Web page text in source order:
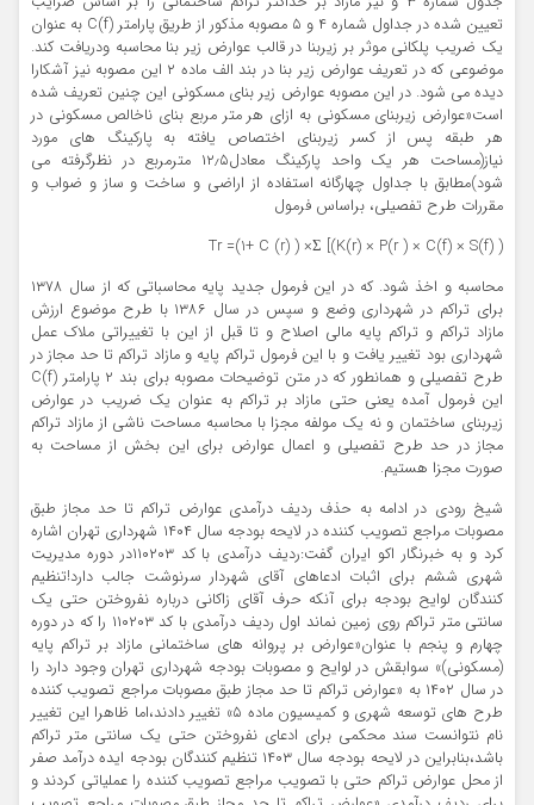
تعیین شده در جداول شماره ۴ و ۵ مصوبه مذکور از طریق پارامتر C(f) به عنوان
یک ضریب پلکانی موثر بر زیربنا در قالب عوارض زیر بنا محاسبه ودریافت کند.
موضوعی که در تعریف عوارض زیر بنا در بند الف ماده ۲ این مصوبه نیز آشکارا
دیده می شود. در این مصوبه عوارض زیر بنای مسکونی این چنین تعریف شده
است«عوارض زیربنای مسکونی به ازای هر متر مربع بنای ناخالص مسکونی در
هر طبقه پس از کسر زیربنای اختصاص یافته به پارکینگ های مورد
نیاز(مساحت هر یک واحد پارکینگ معادل۱۲٫۵ مترمربع در نظرگرفته می
شود)مطابق با جداول چهارگانه استفاده از اراضی و ساخت و ساز و ضواب و
مقررات طرح تفصیلی، براساس فرمول
Tr =(1+ C (r) ) ×Σ [(K(r) × P(r ) × C(f) × S(f) )
محاسبه و اخذ شود. که در این فرمول جدید پایه محاسباتی که از سال ۱۳۷۸
برای تراکم در شهرداری وضع و سپس در سال ۱۳۸۶ با طرح موضوع ارزش
مازاد تراکم و تراکم پایه مالی اصلاح و تا قبل از این با تغییراتی ملاک عمل
شهرداری بود تغییر یافت و با این فرمول تراکم پایه و مازاد تراکم تا حد مجاز در
طرح تفصیلی و همانطور که در متن توضیحات مصوبه برای بند ۲ پارامتر C(f)
این فرمول آمده یعنی حتی مازاد بر تراکم به عنوان یک ضریب در عوارض
زیربنای ساختمان و نه یک مولفه مجزا با محاسبه مساحت ناشی از مازاد تراکم
مجاز در حد طرح تفصیلی و اعمال عوارض برای این بخش از مساحت به
صورت مجزا هستیم.
شیخ رودی در ادامه به حذف ردیف درآمدی عوارض تراکم تا حد مجاز طبق
مصوبات مراجع تصویب کننده در لایحه بودجه سال ۱۴۰۴ شهرداری تهران اشاره
کرد و به خبرنگار اکو ایران گفت:ردیف درآمدی با کد ۱۱۰۲۰۳در دوره مدیریت
شهری ششم برای اثبات ادعاهای آقای شهردار سرنوشت جالب دارد!تنظیم
کنندگان لوایح بودجه برای آنکه حرف آقای زاکانی درباره نفروختن حتی یک
سانتی متر تراکم روی زمین نماند اول ردیف درآمدی با کد ۱۱۰۲۰۳ را که در دوره
چهارم و پنجم با عنوان«عوارض بر پروانه های ساختمانی مازاد بر تراکم پایه
(مسکونی)» سوابقش در لوایح و مصوبات بودجه شهرداری تهران وجود دارد را
در سال ۱۴۰۲ به «عوارض تراکم تا حد مجاز طبق مصوبات مراجع تصویب کننده
طرح های توسعه شهری و کمیسیون ماده ۵» تغییر دادند،اما ظاهرا این تغییر
نام نتوانست سند محکمی برای ادعای نفروختن حتی یک سانتی متر تراکم
باشد،بنابراین در لایحه بودجه سال ۱۴۰۳ تنظیم کنندگان بودجه ایده درآمد صفر
از محل عوارض تراکم حتی با تصویب مراجع تصویب کننده را عملیاتی کردند و